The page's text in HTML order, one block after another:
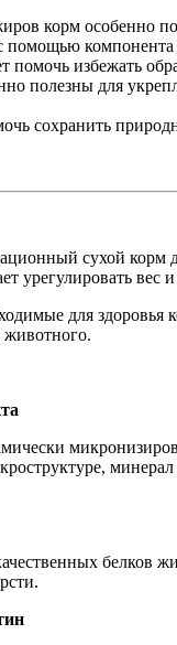
корм особенно
компонента
избежать
полезны для
сохранить
сухой
урегулировать
для